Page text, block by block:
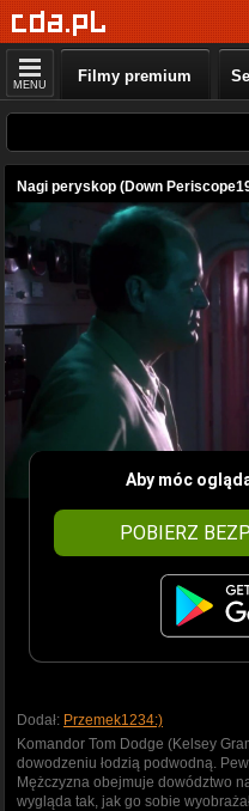
MENU Filmy premium
Nagi peryskop (Down
Aby móc
POBIERZ
Dodał: Przemek1234:)
Komandor Tom Dodge (Kelsey
dowodzeniu łodzią podwodną.
Mężczyzna obejmuje dowództwo
wygląda tak, jak go sobie